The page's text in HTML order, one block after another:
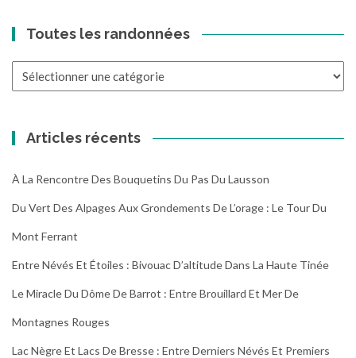
Toutes les randonnées
Articles récents
À La Rencontre Des Bouquetins Du Pas Du Lausson
Du Vert Des Alpages Aux Grondements De L’orage : Le Tour Du
Mont Ferrant
Entre Névés Et Étoiles : Bivouac D’altitude Dans La Haute Tinée
Le Miracle Du Dôme De Barrot : Entre Brouillard Et Mer De
Montagnes Rouges
Lac Nègre Et Lacs De Bresse : Entre Derniers Névés Et Premiers